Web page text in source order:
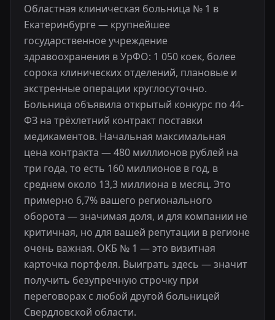
Областная клиническая больница № 1 в
Екатеринбурге — крупнейшее
государственное учреждение
здравоохранения в УрФО: 1 050 коек, более
сорока клинических отделений, плановые и
экстренные операции круглосуточно.
Больница объявила открытый конкурс по 44-
ФЗ на трёхлетний контракт поставки
медикаментов. Начальная максимальная
цена контракта — 480 миллионов рублей на
три года, то есть 160 миллионов в год, в
среднем около 13,3 миллиона в месяц. Это
примерно 6,7% вашего регионального
оборота — значимая доля, и для компании не
критичная, но для вашей репутации в регионе
очень важная. ОКБ № 1 — это визитная
карточка портфеля. Выиграть здесь — значит
получить безупречную строчку при
переговорах с любой другой больницей
Свердловской области.